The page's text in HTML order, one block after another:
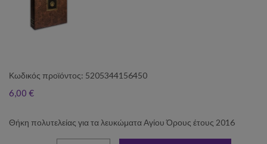
Κωδικός προϊόντος: 5205344156450
6,00 €
Θήκη πολυτελείας για τα λευκώματα Αγίου Όρους έτους 2016